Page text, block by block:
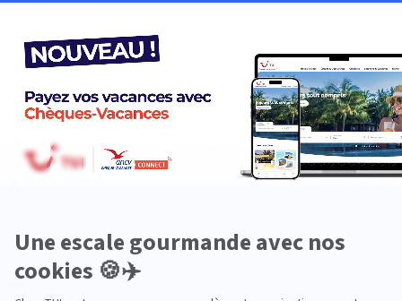
Neige
Plongée
Premium